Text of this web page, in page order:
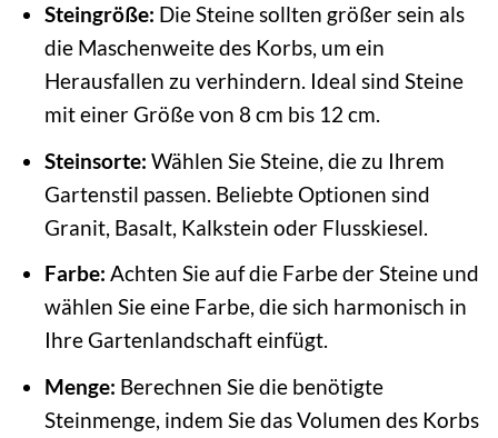
Steingröße: Die Steine sollten größer sein als
die Maschenweite des Korbs, um ein
Herausfallen zu verhindern. Ideal sind Steine
mit einer Größe von 8 cm bis 12 cm.
Steinsorte: Wählen Sie Steine, die zu Ihrem
Gartenstil passen. Beliebte Optionen sind
Granit, Basalt, Kalkstein oder Flusskiesel.
Farbe: Achten Sie auf die Farbe der Steine und
wählen Sie eine Farbe, die sich harmonisch in
Ihre Gartenlandschaft einfügt.
Menge: Berechnen Sie die benötigte
Steinmenge, indem Sie das Volumen des Korbs